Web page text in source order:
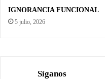
IGNORANCIA FUNCIONAL
5 julio, 2026
Síganos